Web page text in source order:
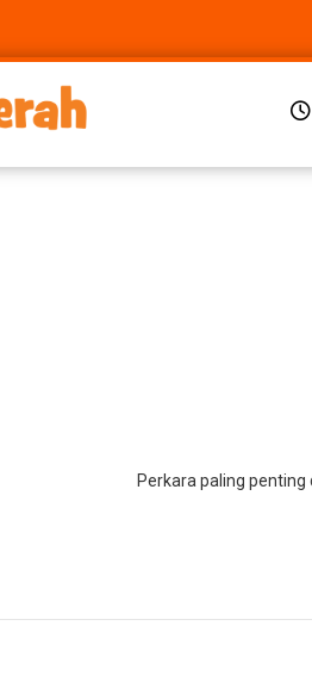
Perkara paling penting